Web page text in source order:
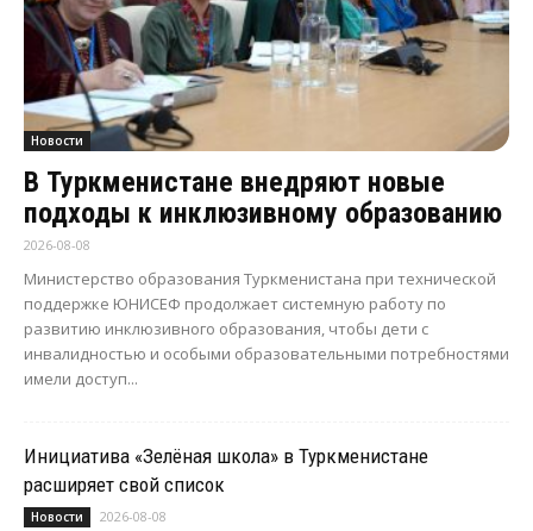
Новости
В Туркменистане внедряют новые
подходы к инклюзивному образованию
2026-08-08
Министерство образования Туркменистана при технической
поддержке ЮНИСЕФ продолжает системную работу по
развитию инклюзивного образования, чтобы дети с
инвалидностью и особыми образовательными потребностями
имели доступ...
Инициатива «Зелёная школа» в Туркменистане
расширяет свой список
Новости 2026-08-08